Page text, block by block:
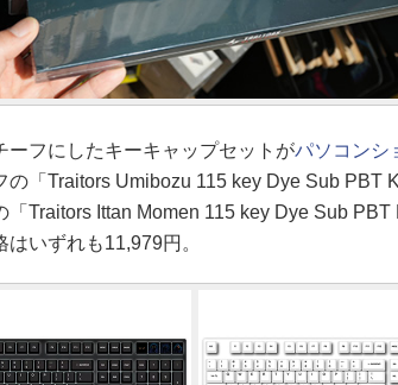
フにしたキーキャップセットがパソコンシ
「Traitors Umibozu 115 key Dye Sub PBT
「Traitors Ittan Momen 115 key Dye Sub PBT
いずれも11,979円。